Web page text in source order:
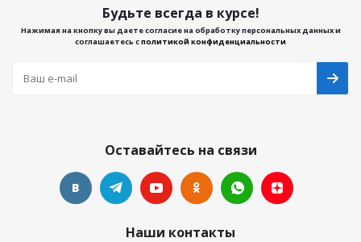
Будьте всегда в курсе!
Нажимая на кнопку вы даете согласие на обработку персональных данных и
соглашаетесь сполитикой конфиденциальности
Оставайтесь на связи
Наши контакты